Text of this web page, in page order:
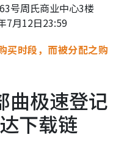
号周氏商业中心3楼
7月12日23:59
买时段，而被分配之购
曲极速登记
下载链